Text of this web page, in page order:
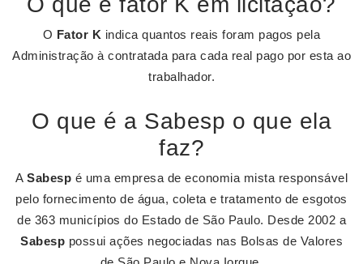
O Fator K indica quantos reais foram pagos pela
Administração à contratada para cada real pago por esta ao
trabalhador.
O que é a Sabesp o que ela
faz?
A Sabesp é uma empresa de economia mista responsável
pelo fornecimento de água, coleta e tratamento de esgotos
de 363 municípios do Estado de São Paulo. Desde 2002 a
Sabesp possui ações negociadas nas Bolsas de Valores